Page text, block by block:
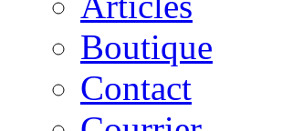
Boutique
Contact